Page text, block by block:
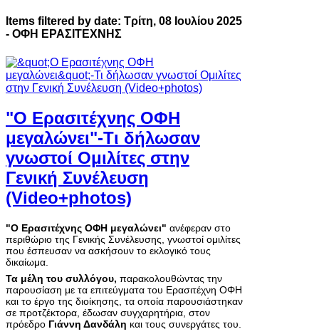
Items filtered by date: Τρίτη, 08 Ιουλίου 2025
- ΟΦΗ ΕΡΑΣΙΤΕΧΝΗΣ
"Ο Ερασιτέχνης ΟΦΗ
μεγαλώνει"-Τι δήλωσαν
γνωστοί Ομιλίτες στην
Γενική Συνέλευση
(Video+photos)
"Ο Ερασιτέχνης ΟΦΗ μεγαλώνει" ανέφεραν στο
περιθώριο της Γενικής Συνέλευσης, γνωστοί ομιλίτες
που έσπευσαν να ασκήσουν το εκλογικό τους
δικαίωμα.
Τα μέλη του συλλόγου, παρακολουθώντας την
παρουσίαση με τα επιτεύγματα του Ερασιτέχνη ΟΦΗ
και το έργο της διοίκησης, τα οποία παρουσιάστηκαν
σε προτζέκτορα, έδωσαν συγχαρητήρια, στον
πρόεδρο Γιάννη Δανδάλη και τους συνεργάτες του.